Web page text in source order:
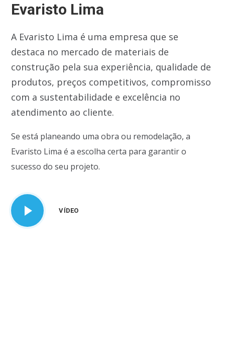
Evaristo Lima
A Evaristo Lima é uma empresa que se
destaca no mercado de materiais de
construção pela sua experiência, qualidade de
produtos, preços competitivos, compromisso
com a sustentabilidade e excelência no
atendimento ao cliente.
Se está planeando uma obra ou remodelação, a
Evaristo Lima é a escolha certa para garantir o
sucesso do seu projeto.
VÍDEO